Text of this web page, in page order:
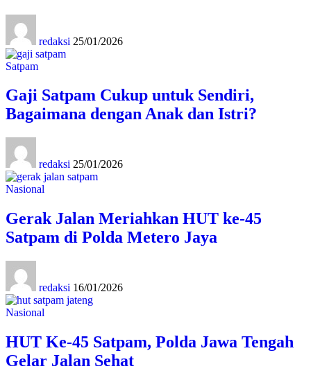
redaksi 25/01/2026
Satpam
Gaji Satpam Cukup untuk Sendiri,
Bagaimana dengan Anak dan Istri?
redaksi 25/01/2026
Nasional
Gerak Jalan Meriahkan HUT ke-45
Satpam di Polda Metero Jaya
redaksi 16/01/2026
Nasional
HUT Ke-45 Satpam, Polda Jawa Tengah
Gelar Jalan Sehat